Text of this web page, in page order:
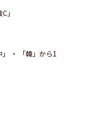
」
・ 「韓」から1